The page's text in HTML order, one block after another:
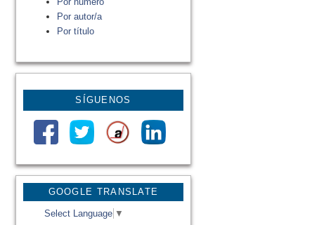
GOOGLE TRANSLATE
Select Language ▼
Por autor/a
Por título
SÍGUENOS